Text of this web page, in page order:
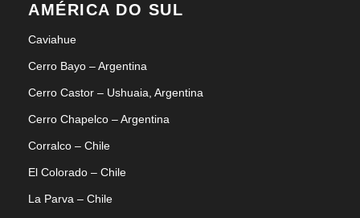
AMÉRICA DO SUL
Caviahue
Cerro Bayo – Argentina
Cerro Castor – Ushuaia, Argentina
Cerro Chapelco – Argentina
Corralco – Chile
El Colorado – Chile
La Parva – Chile